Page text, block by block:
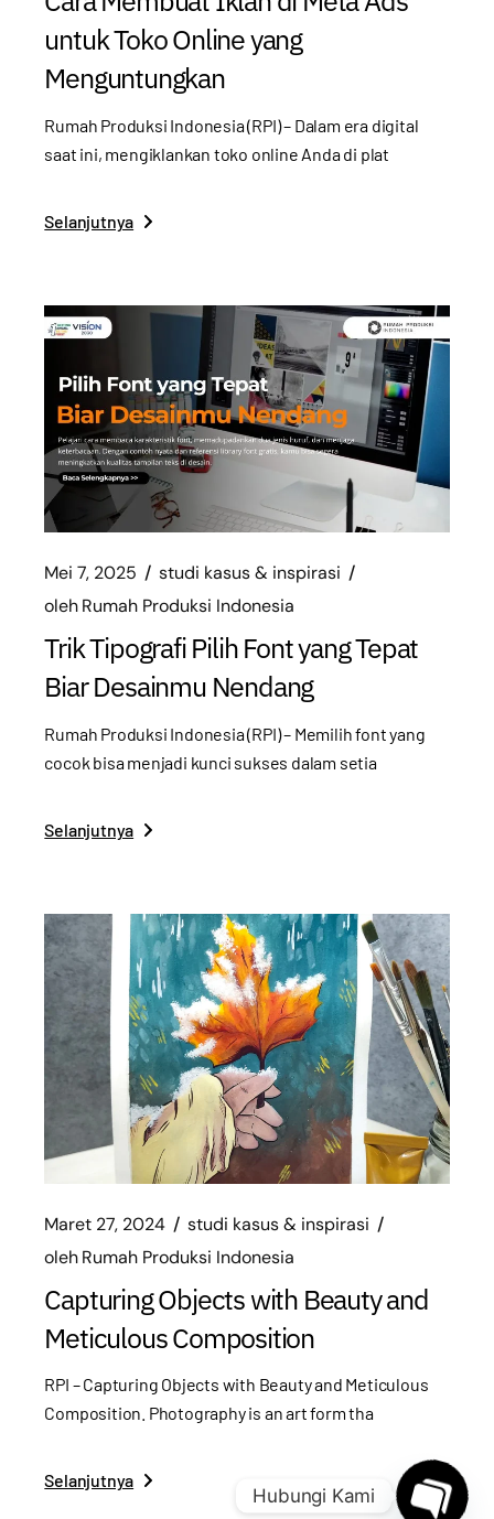
untuk Toko Online yang
Menguntungkan
Rumah Produksi Indonesia (RPI) – Dalam era digital
saat ini, mengiklankan toko online Anda di plat
Selanjutnya
Mei 7, 2025
studi kasus & inspirasi
olehRumah Produksi Indonesia
Trik Tipografi Pilih Font yang Tepat
Biar Desainmu Nendang
Rumah Produksi Indonesia (RPI) – Memilih font yang
cocok bisa menjadi kunci sukses dalam setia
Selanjutnya
Maret 27, 2024
studi kasus & inspirasi
olehRumah Produksi Indonesia
Capturing Objects with Beauty and
Meticulous Composition
RPI – Capturing Objects with Beauty and Meticulous
Composition. Photography is an art form tha
Selanjutnya
Hubungi Kami